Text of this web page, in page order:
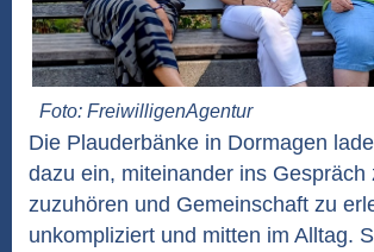
Foto: FreiwilligenAgentur
Die Plauderbänke in Dormagen
dazu ein, miteinander ins Gespräch
zuzuhören und Gemeinschaft zu
unkompliziert und mitten im Alltag.